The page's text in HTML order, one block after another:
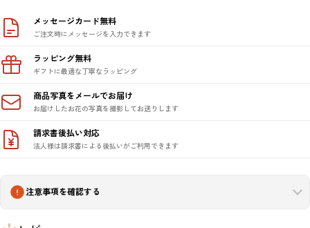
メッセージカード無料
ご注文時にメッセージを入力できます
ラッピング無料
ギフトに最適な丁寧なラッピング
商品写真をメールでお届け
お届けしたお花の写真を撮影してお送りします
請求書後払い対応
法人様は請求書による後払いがご利用できます
注意事項を確認する